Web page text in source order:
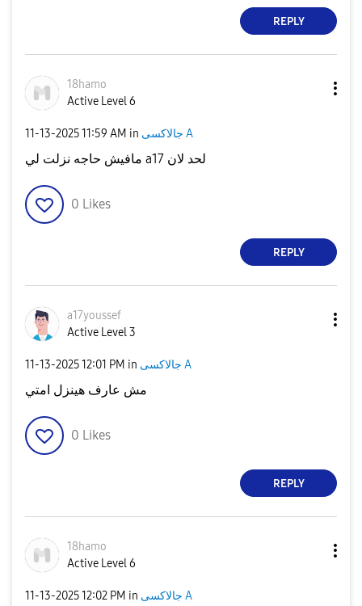
REPLY
18hamo
Active Level 6
‎11-13-202511:59 AM in جالاكسى A
مافيش حاجه نزلت لي a17 لحد لان
0 Likes
REPLY
a17youssef
Active Level 3
‎11-13-202512:01 PM in جالاكسى A
مش عارف هينزل امتي
0 Likes
REPLY
18hamo
Active Level 6
‎11-13-202512:02 PM in جالاكسى A